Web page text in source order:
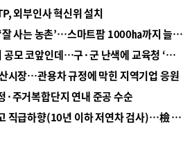
외부인사 혁신위 설치
■ 경남 농정 비전 ‘잘 사는 농촌’…스마트팜 1000㏊까지 늘린다
■ 교육혁신선도지 공모 코앞인데…구·군 난색에 교육청 ‘쩔쩔’
시장…관용차 규정에 막힌 지역기업 응원
·주거복합단지 연내 준공 수순
■ 검사 신분 버리고 직급하향(10년 이하 저연차 검사)…檢 중수청행 기피